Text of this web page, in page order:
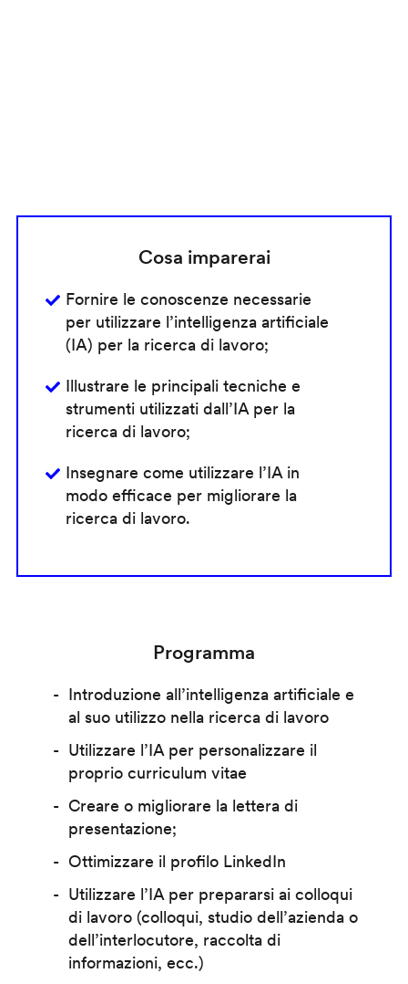
Cosa imparerai
Fornire le conoscenze necessarie
per utilizzare l’intelligenza artificiale
(IA) per la ricerca di lavoro;
Illustrare le principali tecniche e
strumenti utilizzati dall’IA per la
ricerca di lavoro;
Insegnare come utilizzare l’IA in
modo efficace per migliorare la
ricerca di lavoro.
Programma
Introduzione all’intelligenza artificiale e
al suo utilizzo nella ricerca di lavoro
Utilizzare l’IA per personalizzare il
proprio curriculum vitae
Creare o migliorare la lettera di
presentazione;
Ottimizzare il profilo LinkedIn
Utilizzare l’IA per prepararsi ai colloqui
di lavoro (colloqui, studio dell’azienda o
dell’interlocutore, raccolta di
informazioni, ecc.)